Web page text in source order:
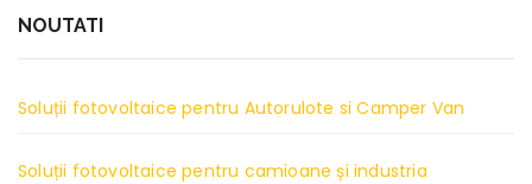
NOUTATI
Soluții fotovoltaice pentru Autorulote si Camper Van
Soluții fotovoltaice pentru camioane și industria